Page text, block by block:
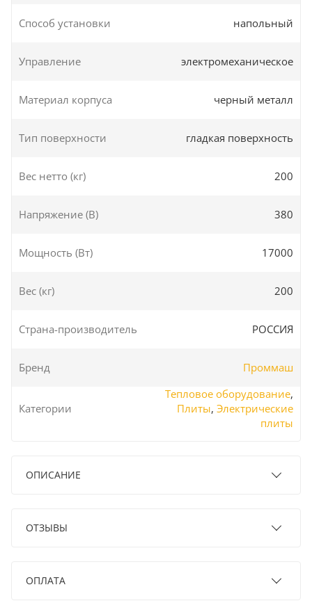
Способ установки напольный
Управление электромеханическое
Материал корпуса черный металл
Тип поверхности гладкая поверхность
Вес нетто (кг) 200
Напряжение (В) 380
Мощность (Вт) 17000
Вес (кг) 200
Страна-производитель РОССИЯ
Бренд Проммаш
Категории
Тепловое оборудование,
Плиты, Электрические
плиты
ОПИСАНИЕ
ОТЗЫВЫ
ОПЛАТА